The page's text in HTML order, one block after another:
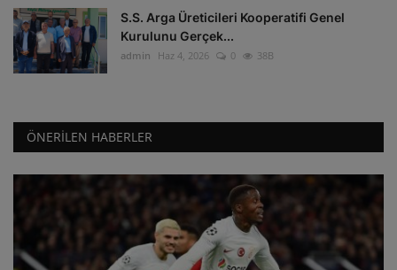
S.S. Arga Üreticileri Kooperatifi Genel
Kurulunu Gerçek...
admin Haz 4, 2026 0 38B
ÖNERILEN HABERLER